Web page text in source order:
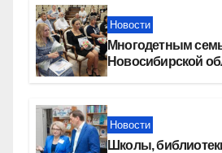
Новости
Многодетным
Новосибирской
Новости
Школы,